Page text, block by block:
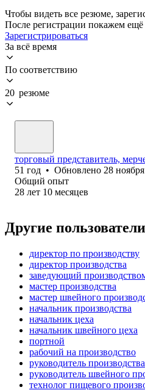
Чтобы видеть все резюме,
После регистрации покажем
Зарегистрироваться
За всё время
По соответствию
20 резюме
торговый представитель,
51 год • Обновлено 28
Общий опыт
28 лет 10 месяцев
Другие
директор по производству
директор производства
заведующий
мастер производства
мастер швейного
начальник производства
начальник цеха
начальник швейного цеха
портной
рабочий на производство
руководитель производства
руководитель швейного
технолог пищевого